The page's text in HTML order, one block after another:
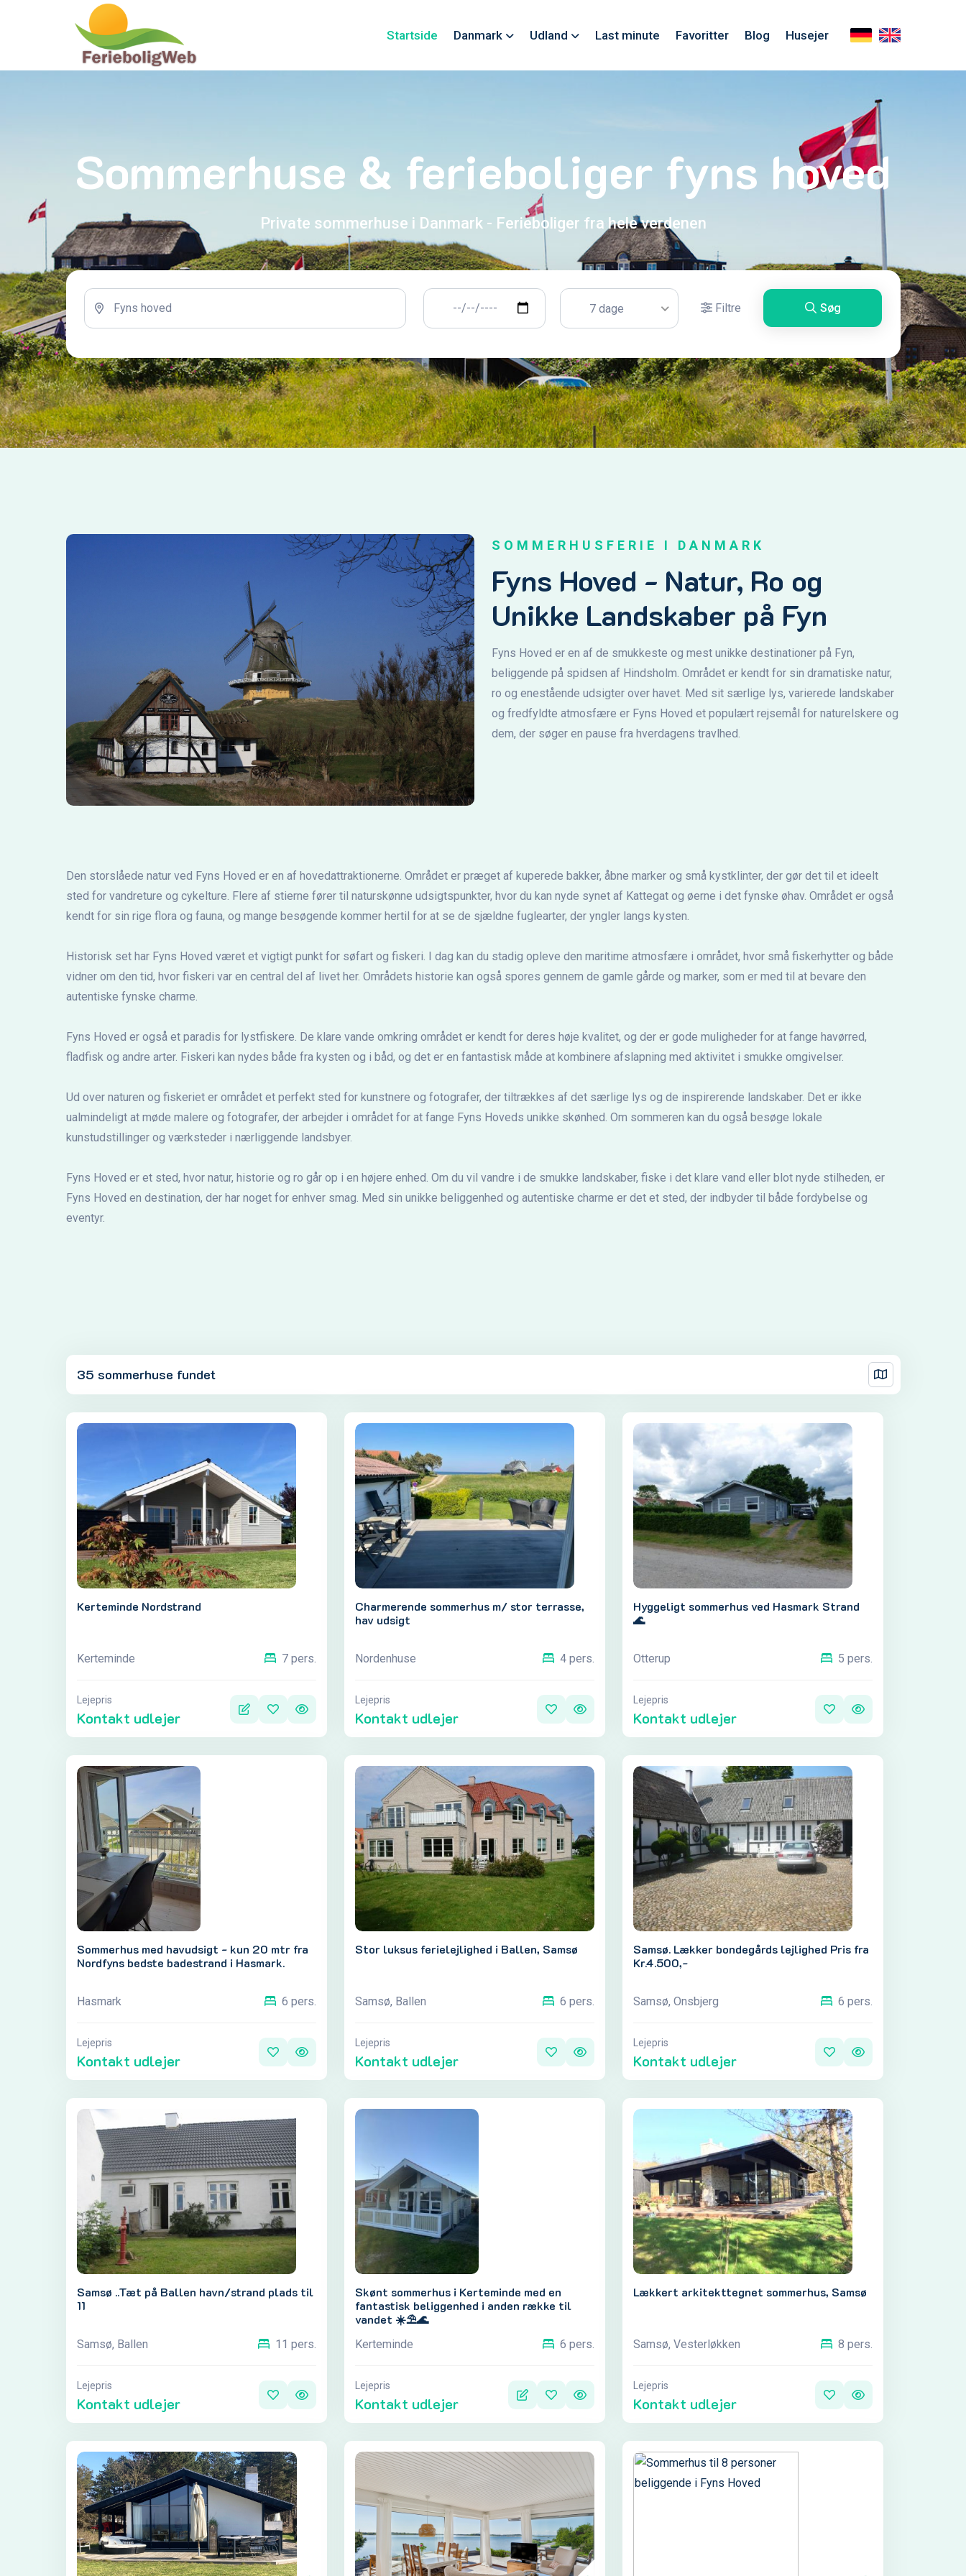
Startside Danmark Udland Last minute Favoritter Blog Husejer
Sommerhuse & ferieboliger fyns hoved
Private sommerhuse i Danmark - Ferieboliger fra hele verdenen
7 dage Filtre Søg
SOMMERHUSFERIE I DANMARK
Fyns Hoved - Natur, Ro og
Unikke Landskaber på Fyn
Fyns Hoved er en af de smukkeste og mest unikke destinationer på Fyn,
beliggende på spidsen af Hindsholm. Området er kendt for sin dramatiske natur,
ro og enestående udsigter over havet. Med sit særlige lys, varierede landskaber
og fredfyldte atmosfære er Fyns Hoved et populært rejsemål for naturelskere og
dem, der søger en pause fra hverdagens travlhed.
Den storslåede natur ved Fyns Hoved er en af hovedattraktionerne. Området er præget af kuperede bakker, åbne marker og små kystklinter, der gør det til et ideelt
sted for vandreture og cykelture. Flere af stierne fører til naturskønne udsigtspunkter, hvor du kan nyde synet af Kattegat og øerne i det fynske øhav. Området er også
kendt for sin rige flora og fauna, og mange besøgende kommer hertil for at se de sjældne fuglearter, der yngler langs kysten.
Historisk set har Fyns Hoved været et vigtigt punkt for søfart og fiskeri. I dag kan du stadig opleve den maritime atmosfære i området, hvor små fiskerhytter og både
vidner om den tid, hvor fiskeri var en central del af livet her. Områdets historie kan også spores gennem de gamle gårde og marker, som er med til at bevare den
autentiske fynske charme.
Fyns Hoved er også et paradis for lystfiskere. De klare vande omkring området er kendt for deres høje kvalitet, og der er gode muligheder for at fange havørred,
fladfisk og andre arter. Fiskeri kan nydes både fra kysten og i båd, og det er en fantastisk måde at kombinere afslapning med aktivitet i smukke omgivelser.
Ud over naturen og fiskeriet er området et perfekt sted for kunstnere og fotografer, der tiltrækkes af det særlige lys og de inspirerende landskaber. Det er ikke
ualmindeligt at møde malere og fotografer, der arbejder i området for at fange Fyns Hoveds unikke skønhed. Om sommeren kan du også besøge lokale
kunstudstillinger og værksteder i nærliggende landsbyer.
Fyns Hoved er et sted, hvor natur, historie og ro går op i en højere enhed. Om du vil vandre i de smukke landskaber, fiske i det klare vand eller blot nyde stilheden, er
Fyns Hoved en destination, der har noget for enhver smag. Med sin unikke beliggenhed og autentiske charme er det et sted, der indbyder til både fordybelse og
eventyr.
35 sommerhuse fundet
Kerteminde Nordstrand
Kerteminde 7 pers.
Lejepris
Kontakt udlejer
Charmerende sommerhus m/ stor terrasse,
hav udsigt
Nordenhuse 4 pers.
Lejepris
Kontakt udlejer
Hyggeligt sommerhus ved Hasmark Strand
🌊
Otterup 5 pers.
Lejepris
Kontakt udlejer
Sommerhus med havudsigt - kun 20 mtr fra
Nordfyns bedste badestrand i Hasmark.
Hasmark 6 pers.
Lejepris
Kontakt udlejer
Stor luksus ferielejlighed i Ballen, Samsø
Samsø, Ballen 6 pers.
Lejepris
Kontakt udlejer
Samsø. Lækker bondegårds lejlighed Pris fra
Kr.4.500,-
Samsø, Onsbjerg 6 pers.
Lejepris
Kontakt udlejer
Samsø ..Tæt på Ballen havn/strand plads til
11
Samsø, Ballen 11 pers.
Lejepris
Kontakt udlejer
Skønt sommerhus i Kerteminde med en
fantastisk beliggenhed i anden række til
vandet ☀️⛱️🌊
Kerteminde 6 pers.
Lejepris
Kontakt udlejer
Lækkert arkitekttegnet sommerhus, Samsø
Samsø, Vesterløkken 8 pers.
Lejepris
Kontakt udlejer